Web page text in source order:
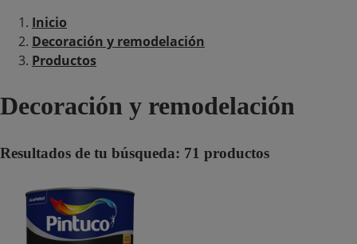
Inicio
Decoración y remodelación
Productos
Decoración y remodelación
Resultados de tu búsqueda: 71 productos